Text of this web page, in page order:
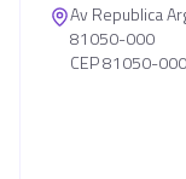
Av Republica
81050-000
CEP 81050-000